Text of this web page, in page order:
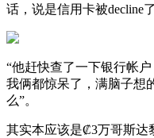
话，说是信用卡被decline了
“他赶快查了一下银行帐
我俩都惊呆了，满脑子想
么”。
其实本应该是₡3万哥斯达